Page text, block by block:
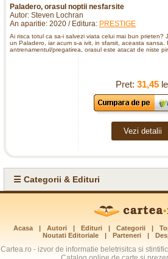
Paladero, orasul noptii nesfarsite
Autor: Steven Lochran
An aparitie: 2020 / Editura: PRESTIGE
Ai risca totul ca sa-i salvezi viata celui mai bun
un Paladero, iar acum s-a ivit, in sfarsit, aceasta
antrenamentul/pregatirea, orasul este atacat de niste
Pret: 31,45
Vezi detalii
☰ Categorii & Edituri
Acasa Autori Edituri Categorii
Noutati Editoriale
Parteneri
Cartea.ro - izvor de informatie beletrisitca si